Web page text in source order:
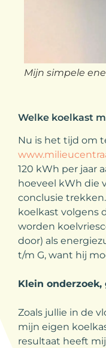
Mijn simpele
Welke koelkast
Nu is het tijd om
120 kWh per jaar
hoeveel kWh die
conclusie
koelkast volgens
worden
door) als
t/m G, want hij
Klein
Zoals jullie in de
mijn eigen
resultaat heeft